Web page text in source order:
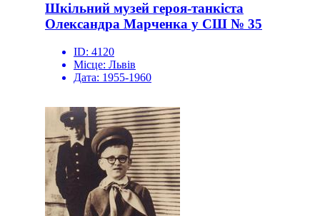
Шкільний музей героя-танкіста
Олександра Марченка у СШ № 35
ID: 4120
Місце: Львів
Дата: 1955-1960